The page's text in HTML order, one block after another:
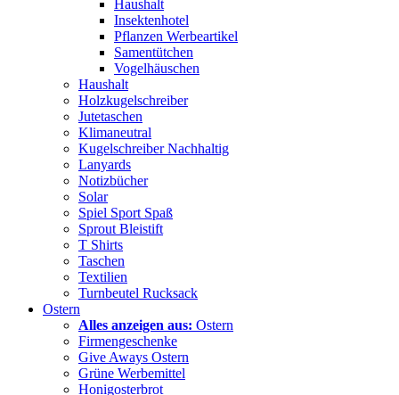
Haushalt
Insektenhotel
Pflanzen Werbeartikel
Samentütchen
Vogelhäuschen
Haushalt
Holzkugelschreiber
Jutetaschen
Klimaneutral
Kugelschreiber Nachhaltig
Lanyards
Notizbücher
Solar
Spiel Sport Spaß
Sprout Bleistift
T Shirts
Taschen
Textilien
Turnbeutel Rucksack
Ostern
Alles anzeigen aus: Ostern
Firmengeschenke
Give Aways Ostern
Grüne Werbemittel
Honigosterbrot